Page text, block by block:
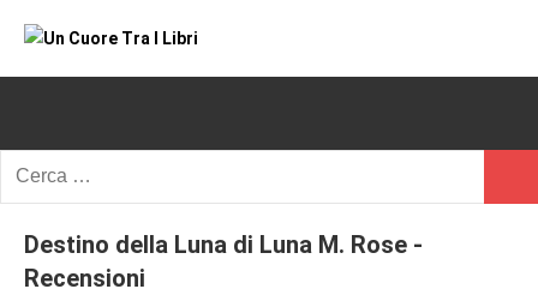
Un
Tra
I
Libri
romance
e
non
solo.
Recensioni,
Destino della Luna di Luna M. Rose -
Recensioni